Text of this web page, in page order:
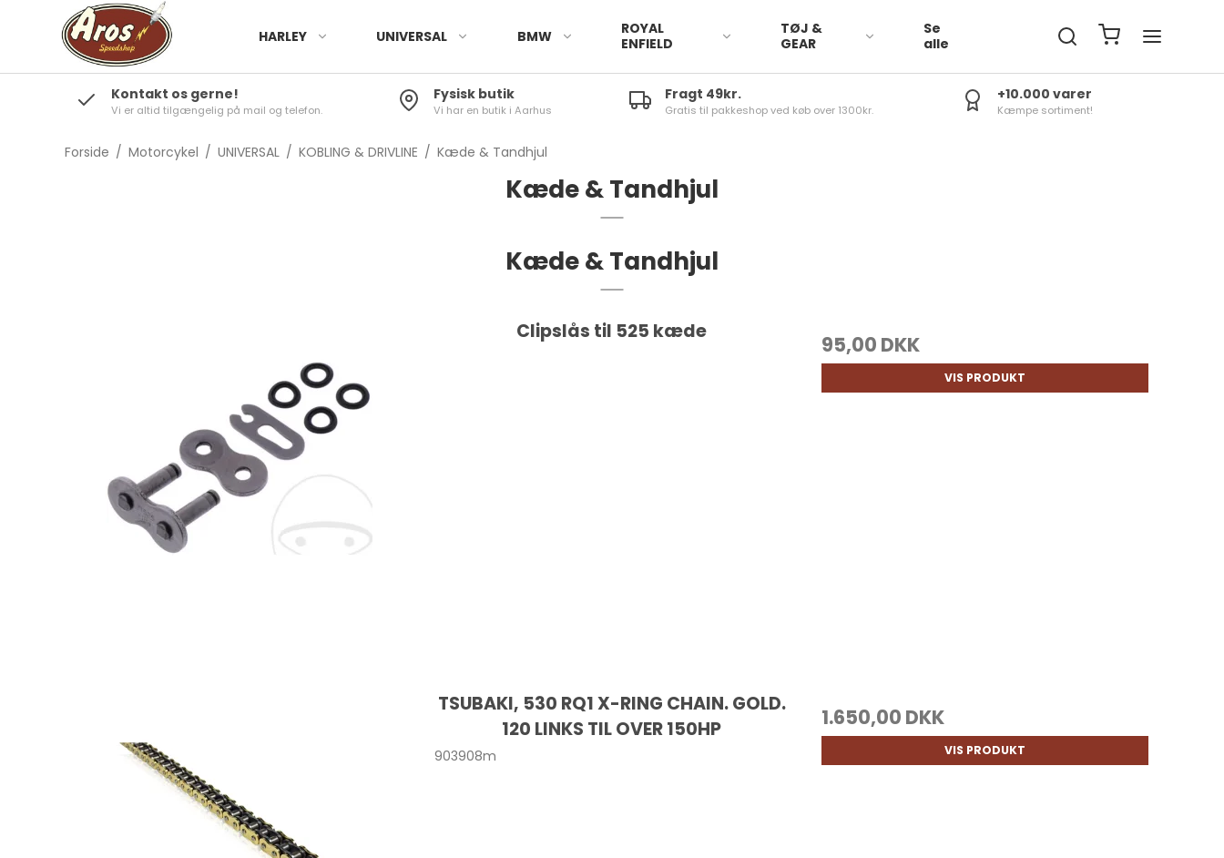
HARLEY UNIVERSAL BMW
ROYAL
ENFIELD
TØJ &
GEAR
Se
alle
Kontakt os gerne!
Vi er altid tilgængelig på mail og telefon.
Fysisk butik
Vi har en butik i Aarhus
Fragt 49kr.
Gratis til pakkeshop ved køb over 1300kr.
+10.000 varer
Kæmpe sortiment!
Forside / Motorcykel / UNIVERSAL / KOBLING & DRIVLINE / Kæde & Tandhjul
Kæde & Tandhjul
Kæde & Tandhjul
Clipslås til 525 kæde
95,00 DKK
VIS PRODUKT
TSUBAKI, 530 RQ1 X-RING CHAIN. GOLD.
120 LINKS TIL OVER 150HP
903908m
1.650,00 DKK
VIS PRODUKT